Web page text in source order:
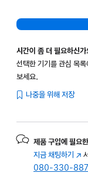
시간이 좀 더 필요하신
선택한 기기를 관심 목
보세요.
나중을 위해 저장
제품 구입에 필요
지금 채팅하기 (새
창
080-330-